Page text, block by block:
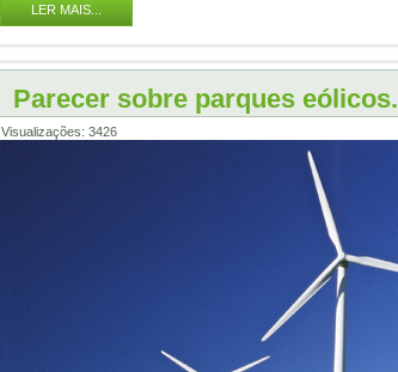
LER MAIS...
Parecer sobre parques eólicos.
Visualizações: 3426